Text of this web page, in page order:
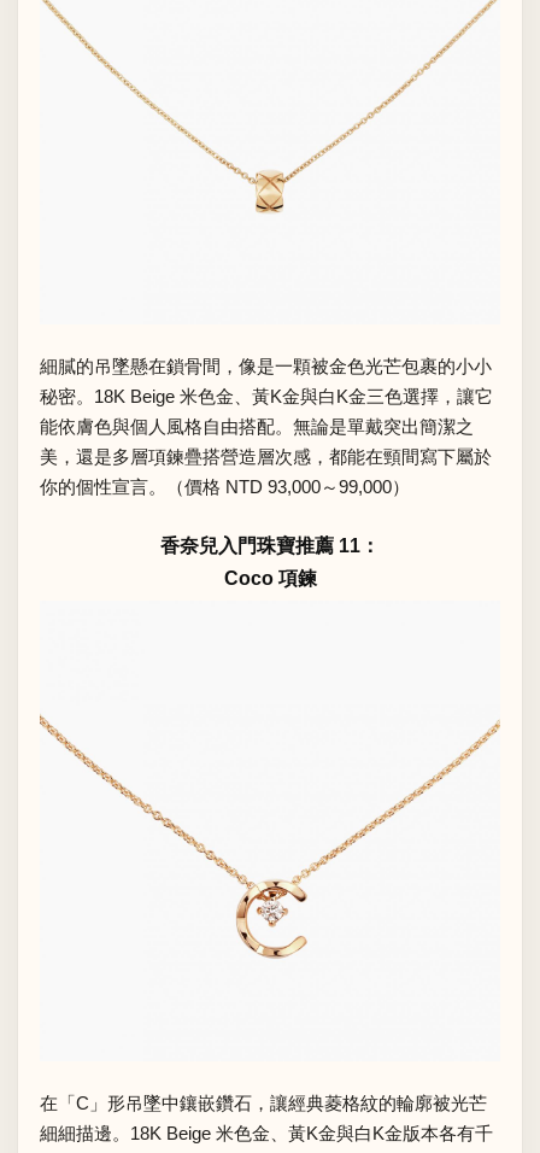
細膩的吊墜懸在鎖骨間，像是一顆被金色光芒包裹的小小
秘密。18K Beige 米色金、黃K金與白K金三色選擇，讓它
能依膚色與個人風格自由搭配。無論是單戴突出簡潔之
美，還是多層項鍊疊搭營造層次感，都能在頸間寫下屬於
你的個性宣言。（價格 NTD 93,000～99,000）
香奈兒入門珠寶推薦 11：
Coco 項鍊
在「C」形吊墜中鑲嵌鑽石，讓經典菱格紋的輪廓被光芒
細細描邊。18K Beige 米色金、黃K金與白K金版本各有千